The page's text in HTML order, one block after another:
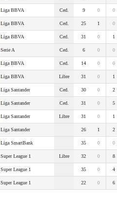
Liga BBVA Ced. 9 0 0
Liga BBVA Ced. 25 1 0
Liga BBVA Ced. 31 0 1
Serie A Ced. 6 0 0
Liga BBVA Ced. 14 0 0
Liga BBVA Libre 31 0 1
Liga Santander Ced. 30 0 2
Liga Santander Ced. 31 0 5
Liga Santander Libre 31 0 1
Liga Santander 26 1 2
Liga SmartBank 35 0 0
Super League 1 Libre 32 0 8
Super League 1 35 0 4
Super League 1 22 0 6